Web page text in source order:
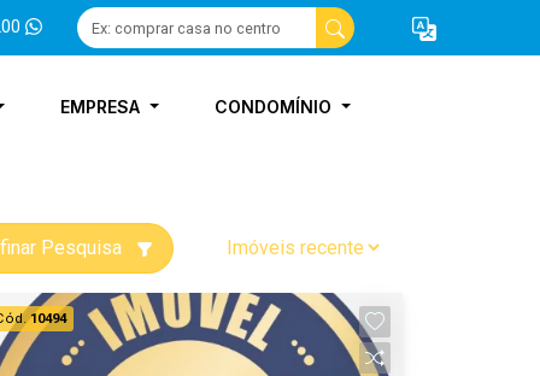
EMPRESA CONDOMÍNIO
Pesquisa
10494